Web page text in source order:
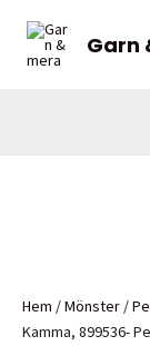
innehåll
Garn
Hem /Mönster /
Kamma, 899536-